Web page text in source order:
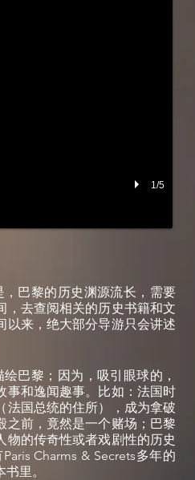
1/5
巴黎的历史渊源流长，需要
，去查阅相关的历史书籍和文
以来，绝大部分导游只会讲述
巴黎；因为，吸引眼球的，
事和逸闻趣事。比如：法国时
法国总统的住所），成为拿破
之前，竟然是一个赌场；巴黎
物的传奇性或者戏剧性的历史
Charms & Secrets多年的
里。